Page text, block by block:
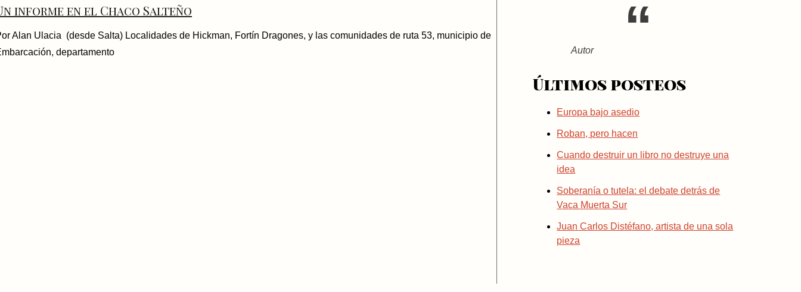
informe en el Chaco Salteño
Alan Ulacia (desde Salta) Localidades de Hickman, Fortín Dragones, y las comunidades de ruta 53, municipio de
departamento
Autor
Últimos posteos
Europa bajo asedio
Roban, pero hacen
Cuando destruir un libro no destruye una
idea
Soberanía o tutela: el debate detrás de
Vaca Muerta Sur
Juan Carlos Distéfano, artista de una sola
pieza